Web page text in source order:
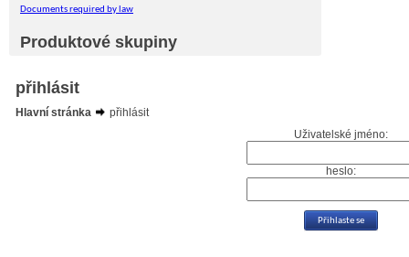
Documents required by law
Produktové skupiny
přihlásit
Hlavní stránka
přihlásit
Uživatelské jméno:
heslo: